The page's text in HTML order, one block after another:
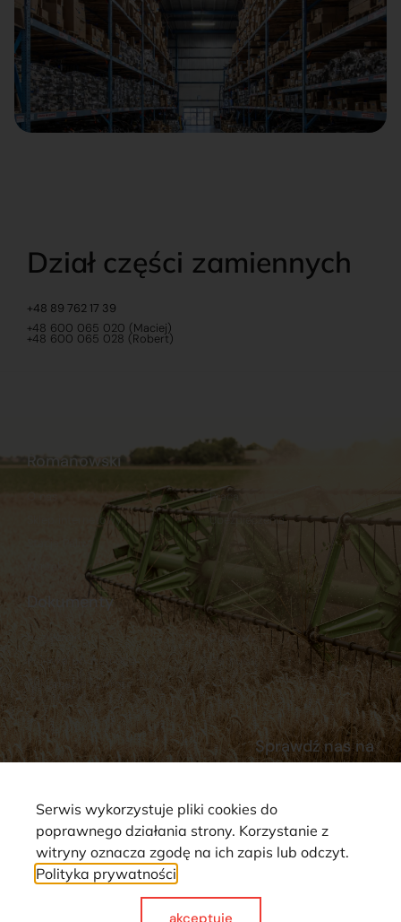
Dział części zamiennych
+48 89 762 17 39
+48 600 065 020 (Maciej)
+48 600 065 028 (Robert)
Dokumenty
Regulamin
Polityka prywatności
Reklamacje i zwroty
Dostawy
Płatności
Romanowski
Sklep internetowy
Praca
Ubezpieczenia
Sprawdź nas na
Strona wykorzystuje pliki cookie. Wszystkie prawa zastrzeżone ©
Serwis wykorzystuje pliki cookies do
poprawnego działania strony. Korzystanie z
witryny oznacza zgodę na ich zapis lub odczyt.
Polityka prywatności
akceptuje